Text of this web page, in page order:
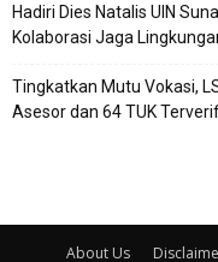
Hadiri Dies Natalis UIN
Kolaborasi Jaga
Tingkatkan Mutu Vokasi,
Asesor dan 64 TUK
About Us